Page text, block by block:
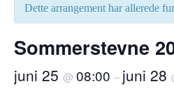
Dette arrangement har allerede
Sommerstevne
juni 25 @ 08:00 – juni 28